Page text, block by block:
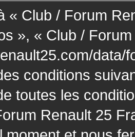
« Club / Forum
», « Club /
data/
conditions
toutes les
Renault 25